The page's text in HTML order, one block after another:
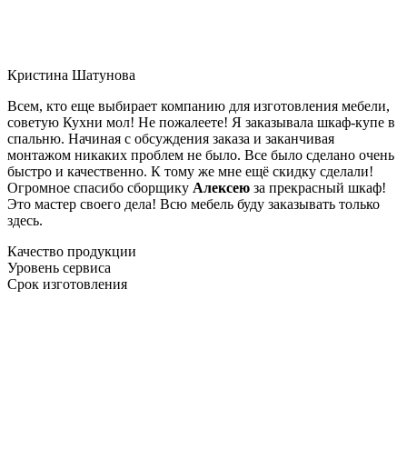
Кристина Шатунова
Всем, кто еще выбирает компанию для изготовления мебели,
советую Кухни мол! Не пожалеете! Я заказывала шкаф-купе в
спальню. Начиная с обсуждения заказа и заканчивая
монтажом никаких проблем не было. Все было сделано очень
быстро и качественно. К тому же мне ещё скидку сделали!
Огромное спасибо сборщику Алексею за прекрасный шкаф!
Это мастер своего дела! Всю мебель буду заказывать только
здесь.
Качество продукции
Уровень сервиса
Срок изготовления